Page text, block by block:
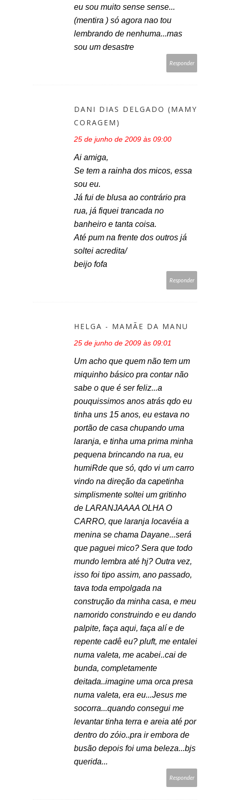
eu sou muito sense sense...
(mentira ) só agora nao tou
lembrando de nenhuma...mas
sou um desastre
Responder
DANI DIAS DELGADO (MAMY
CORAGEM)
25 de junho de 2009 às 09:00
Ai amiga,
Se tem a rainha dos micos, essa
sou eu.
Já fui de blusa ao contrário pra
rua, já fiquei trancada no
banheiro e tanta coisa.
Até pum na frente dos outros já
soltei acredita/
beijo fofa
Responder
HELGA - MAMÃE DA MANU
25 de junho de 2009 às 09:01
Um acho que quem não tem um
miquinho básico pra contar não
sabe o que é ser feliz...a
pouquissimos anos atrás qdo eu
tinha uns 15 anos, eu estava no
portão de casa chupando uma
laranja, e tinha uma prima minha
pequena brincando na rua, eu
humiRde que só, qdo vi um carro
vindo na direção da capetinha
simplismente soltei um gritinho
de LARANJAAAA OLHA O
CARRO, que laranja locavéia a
menina se chama Dayane...será
que paguei mico? Sera que todo
mundo lembra até hj? Outra vez,
isso foi tipo assim, ano passado,
tava toda empolgada na
construção da minha casa, e meu
namorido construindo e eu dando
palpite, faça aqui, faça alí e de
repente cadê eu? pluft, me entalei
numa valeta, me acabei..cai de
bunda, completamente
deitada..imagine uma orca presa
numa valeta, era eu...Jesus me
socorra...quando consegui me
levantar tinha terra e areia até por
dentro do zóio..pra ir embora de
busão depois foi uma beleza...bjs
querida...
Responder